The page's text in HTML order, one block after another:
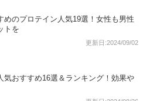
めのプロテイン人気19選！女性も男性
トを
更新日:2024/09/02
気おすすめ16選＆ランキング！効果や